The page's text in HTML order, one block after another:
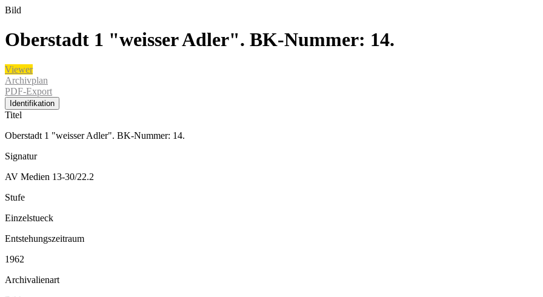
Bild
Oberstadt 1 "weisser Adler". BK-Nummer: 14.
Viewer
Archivplan
PDF-Export
Identifikation
Titel
Oberstadt 1 "weisser Adler". BK-Nummer: 14.
Signatur
AV Medien 13-30/22.2
Stufe
Einzelstueck
Entstehungszeitraum
1962
Archivalienart